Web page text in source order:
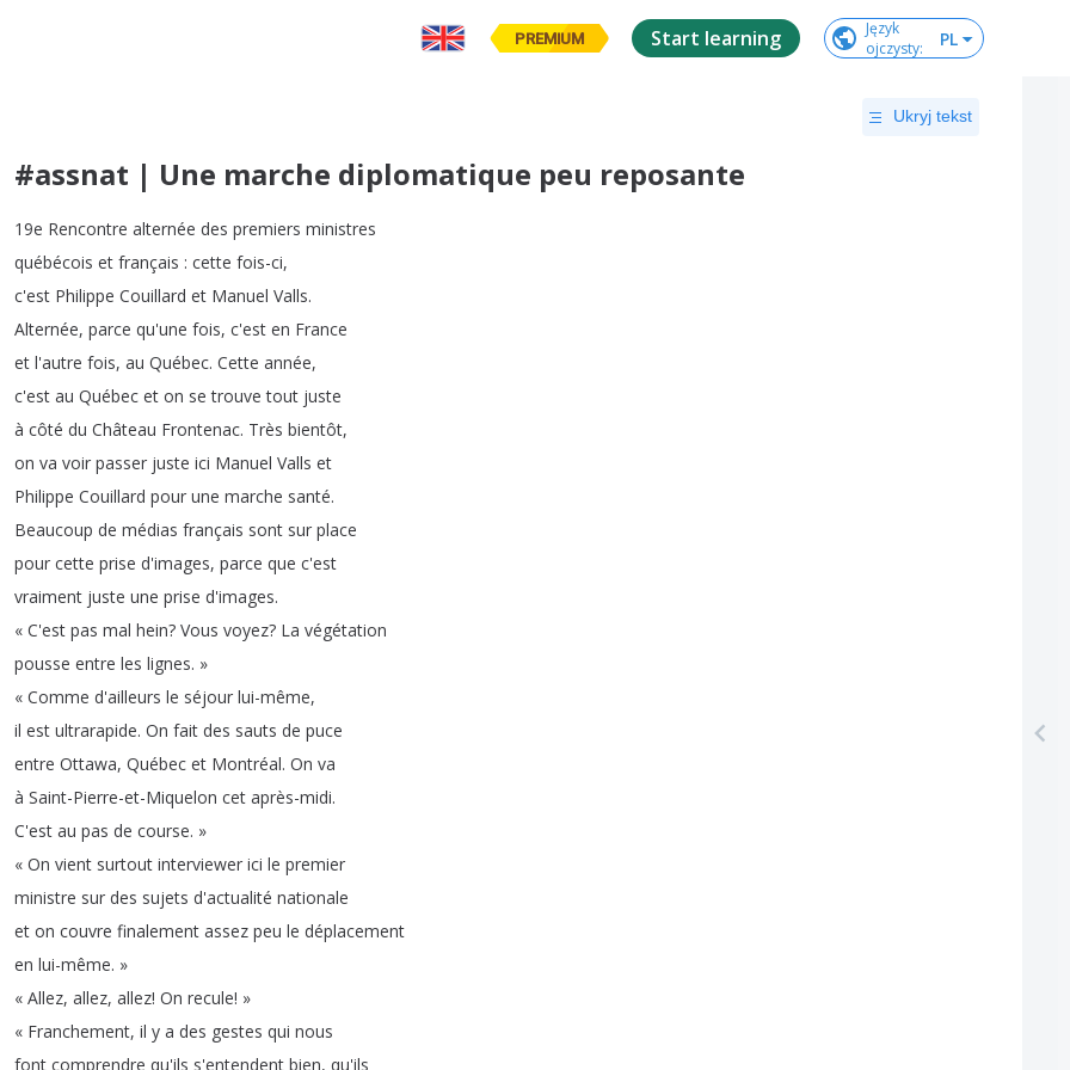
PREMIUM Start learning
Język
ojczysty: PL
Ukryj tekst
#assnat | Une marche diplomatique peu reposante
19e Rencontre alternée des premiers ministres
québécois et français : cette fois-ci,
c'est Philippe Couillard et Manuel Valls.
Alternée, parce qu'une fois, c'est en France
et l'autre fois, au Québec. Cette année,
c'est au Québec et on se trouve tout juste
à côté du Château Frontenac. Très bientôt,
on va voir passer juste ici Manuel Valls et
Philippe Couillard pour une marche santé.
Beaucoup de médias français sont sur place
pour cette prise d'images, parce que c'est
vraiment juste une prise d'images.
« C'est pas mal hein? Vous voyez? La végétation
pousse entre les lignes. »
« Comme d'ailleurs le séjour lui-même,
il est ultrarapide. On fait des sauts de puce
entre Ottawa, Québec et Montréal. On va
à Saint-Pierre-et-Miquelon cet après-midi.
C'est au pas de course. »
« On vient surtout interviewer ici le premier
ministre sur des sujets d'actualité nationale
et on couvre finalement assez peu le déplacement
en lui-même. »
« Allez, allez, allez! On recule! »
« Franchement, il y a des gestes qui nous
font comprendre qu'ils s'entendent bien, qu'ils